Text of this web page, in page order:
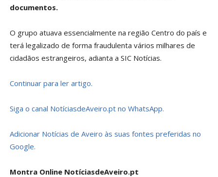
documentos.
O grupo atuava essencialmente na região Centro do país e
terá legalizado de forma fraudulenta vários milhares de
cidadãos estrangeiros, adianta a SIC Notícias.
Continuar para ler artigo.
Siga o canal NotíciasdeAveiro.pt no WhatsApp.
Adicionar Notícias de Aveiro às suas fontes preferidas no
Google.
Montra Online NotíciasdeAveiro.pt